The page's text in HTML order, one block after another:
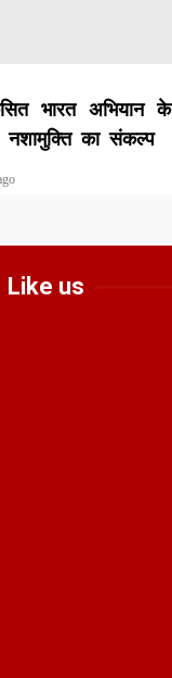
भारत अभियान के
का संकल्प
Like us